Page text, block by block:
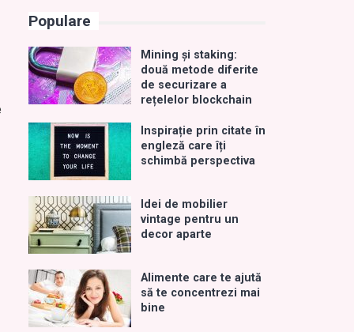
Populare
Mining și staking:
două metode diferite
de securizare a
rețelelor blockchain
Inspirație prin citate în
engleză care îți
schimbă perspectiva
Idei de mobilier
vintage pentru un
decor aparte
Alimente care te ajută
să te concentrezi mai
bine